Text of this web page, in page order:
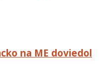
na ME doviedol